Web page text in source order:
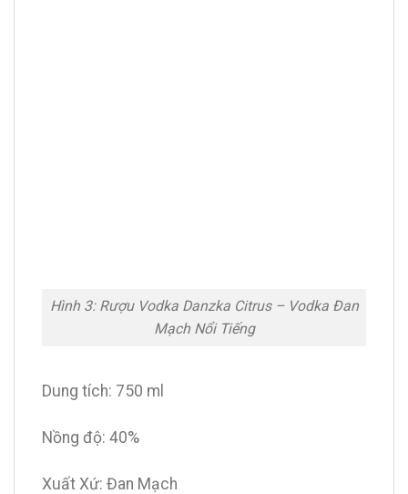
Hình 3: Rượu Vodka Danzka Citrus – Vodka Đan
Mạch Nổi Tiếng
Dung tích: 750 ml
Nồng độ: 40%
Xuất Xứ: Đan Mạch